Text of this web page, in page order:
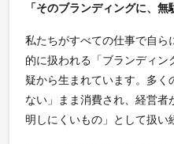
「そのブランディングに、無
私たちがすべての仕事で自ら
的に扱われる「ブランディ
疑から生まれています。多く
ない」まま消費され、経営者
明しにくいもの」として扱い